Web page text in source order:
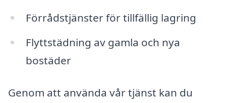
Förrådstjänster för tillfällig lagring
Flyttstädning av gamla och nya
bostäder
Genom att använda vår tjänst kan du